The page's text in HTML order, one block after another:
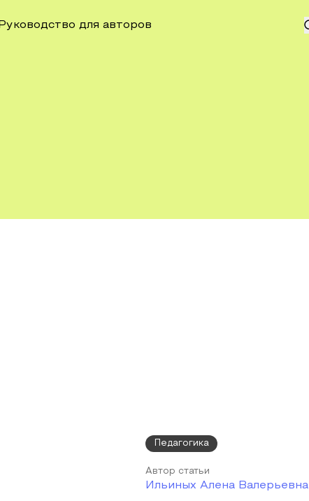
Руководство для авторов
Педагогика
Автор статьи
Ильиных Алена Валерьевна